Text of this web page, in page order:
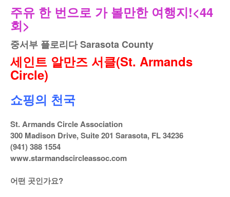
이명덕칼럼
김선옥칼럼
김원동칼럼
100인선/독자광장
100인선
독자광장
여행
인근여행지
놀이공원
낚시/비치
골프
인터뷰/탐방
주유 한 번으로 가 볼만한 여행지!<44
회>
중서부 플로리다 Sarasota County
세인트 알만즈 서클(St. Armands
Circle)
쇼핑의 천국
St. Armands Circle Association
300 Madison Drive, Suite 201 Sarasota, FL 34236
(941) 388 1554
www.starmandscircleassoc.com
어떤 곳인가요?